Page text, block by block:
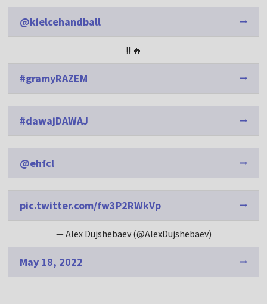
@kielcehandball
!! 🔥
#gramyRAZEM
#dawajDAWAJ
@ehfcl
pic.twitter.com/fw3P2RWkVp
— Alex Dujshebaev (@AlexDujshebaev)
May 18, 2022